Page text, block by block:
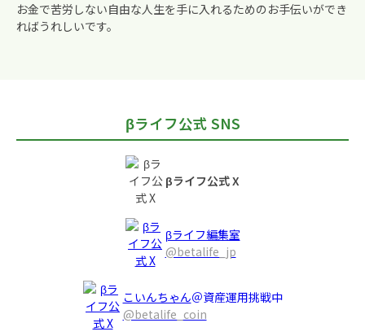
お金で苦労しない自由な人生を手に入れるためのお手伝いができ
ればうれしいです。
βライフ公式 SNS
βライフ公式 X
βライフ編集室
@betalife_jp
こいんちゃん＠資産運用挑戦中
@betalife_coin